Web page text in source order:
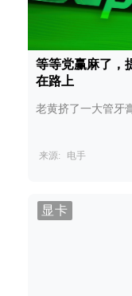
等等党赢麻了，
在路上
老黄挤了一大管牙
来源: 电手
显卡